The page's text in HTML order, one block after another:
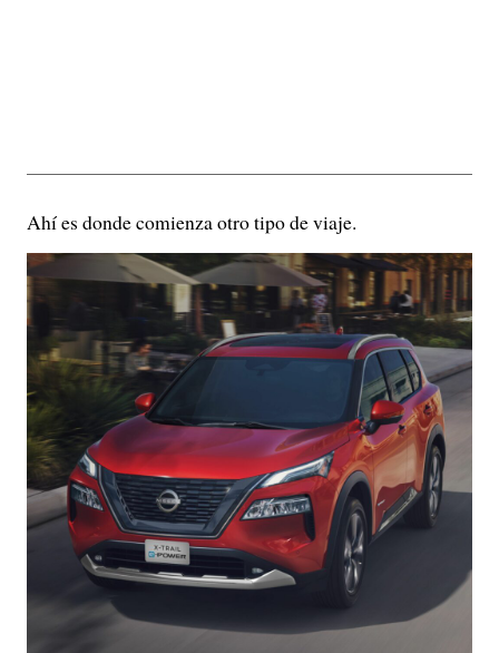
Ahí es donde comienza otro tipo de viaje.